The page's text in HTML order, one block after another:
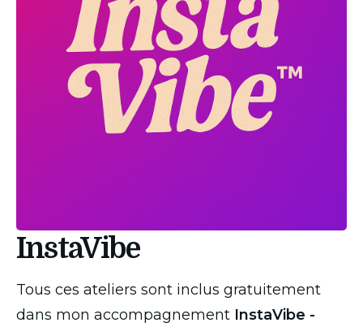
InstaVibe
Tous ces ateliers sont inclus gratuitement
dans mon accompagnement InstaVibe -